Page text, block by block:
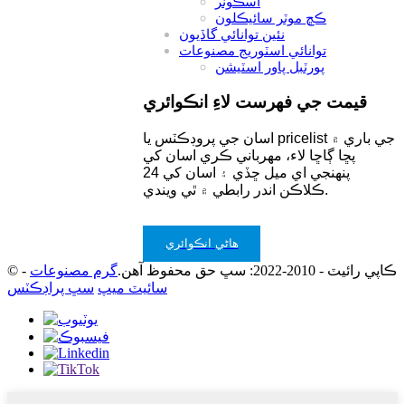
ڪڇ موٽر سائيڪلون
نئين توانائي گاڏيون
توانائي اسٽوريج مصنوعات
پورٽبل پاور اسٽيشن
قيمت جي فهرست لاءِ انڪوائري
اسان جي پروڊڪٽس يا pricelist جي باري ۾
پڇا ڳاڇا لاء، مهرباني ڪري اسان کي
پنهنجي اي ميل ڇڏي ۽ اسان کي 24
ڪلاڪن اندر رابطي ۾ ٿي ويندي.
هاڻي انڪوائري
© ڪاپي رائيٽ - 2010-2022: سڀ حق محفوظ آهن. گرم مصنوعات -
سائيٽ ميپ سڀ پراڊڪٽس